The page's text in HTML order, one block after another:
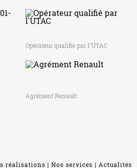
Opérateur qualifié par l'UTAC
Agrément Renault
réalisations Nos services Actualités